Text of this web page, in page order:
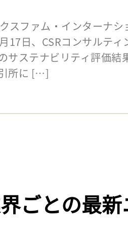
スファム・インターナ
17日、CSRコンサルテ
サステナビリティ評価結
所に […]
ごとの最